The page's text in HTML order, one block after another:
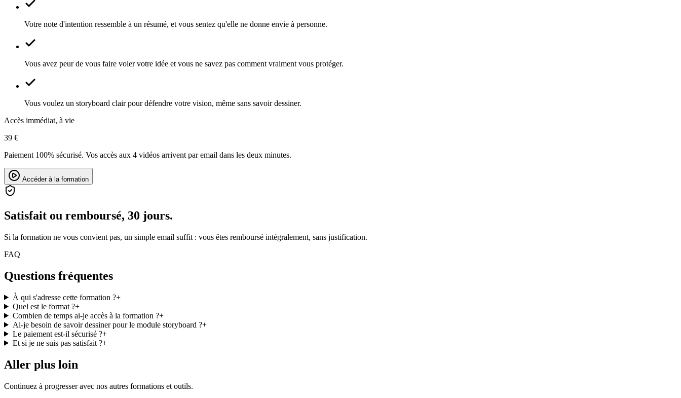
Votre note d'intention ressemble à un résumé, et vous sentez qu'elle ne donne envie à personne.
Vous avez peur de vous faire voler votre idée et vous ne savez pas comment vraiment vous protéger.
Vous voulez un storyboard clair pour défendre votre vision, même sans savoir dessiner.
Accès immédiat, à vie
39 €
Paiement 100% sécurisé. Vos accès aux 4 vidéos arrivent par email dans les deux minutes.
Accéder à la formation
Satisfait ou remboursé, 30 jours.
Si la formation ne vous convient pas, un simple email suffit : vous êtes remboursé intégralement, sans justification.
FAQ
Questions fréquentes
À qui s'adresse cette formation ?+
Quel est le format ?+
Combien de temps ai-je accès à la formation ?+
Ai-je besoin de savoir dessiner pour le module storyboard ?+
Le paiement est-il sécurisé ?+
Et si je ne suis pas satisfait ?+
Aller plus loin
Continuez à progresser avec nos autres formations et outils.